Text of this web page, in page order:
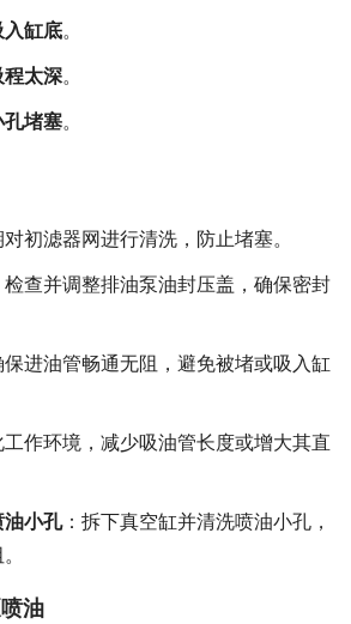
入缸底。
程太深。
孔堵塞。
对初滤器网进行清洗，防止堵塞。
检查并调整排油泵油封压盖，确保密封
保进油管畅通无阻，避免被堵或吸入缸
工作环境，减少吸油管长度或增大其直
油小孔：拆下真空缸并清洗喷油小孔，
油